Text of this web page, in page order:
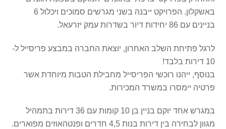
באשקלון. הפרויקט ייבנה בשני מגרשים סמוכים ויכלול 6
בניינים עם 86 יחידות דיור בשדרות עמק יזרעאל.
לרגל פתיחת השלב האחרון, יוצאת החברה במבצע פריסייל ל-
10 דירות בלבד!
בנוסף, ייהנו רוכשי הפריסייל מחבילת הטבות מיוחדת אשר
פרטיה יימסרו במשרד המכירות.
במגרש אחד יוקם בניין בן 10 קומות עם 36 דירות בתמהיל
מגוון לבחירה בין דירות בנות 4,5 חדרים ופנטהאוזים מפוארים.